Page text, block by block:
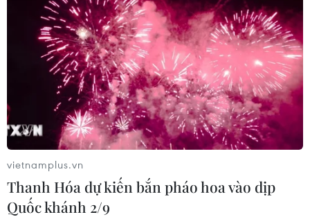
vietnamplus.vn
Thanh Hóa dự kiến bắn pháo hoa vào dịp
Quốc khánh 2/9